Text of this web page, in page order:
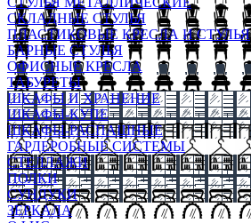
СКЛАДНЫЕ СТУЛЬЯ
ПЛАСТИКОВЫЕ КРЕСЛА И СТУЛЬЯ
БАРНЫЕ СТУЛЬЯ
ОФИСНЫЕ КРЕСЛА
ТАБУРЕТЫ
ШКАФЫ И ХРАНЕНИЕ
ШКАФЫ-КУПЕ
ШКАФЫ-РАСПАШНЫЕ
ГАРДЕРОБНЫЕ СИСТЕМЫ
СТЕЛЛАЖИ
ПОЛКИ
СУНДУКИ
ЗЕРКАЛА